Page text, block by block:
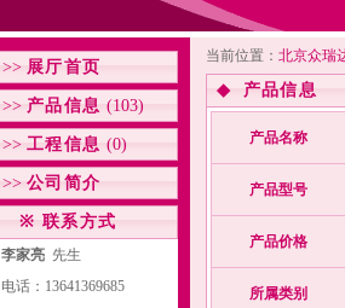
>> 展厅首页
>> 产品信息 (103)
>> 工程信息 (0)
>> 公司简介
※ 联系方式
李家亮 先生
电话：13641369685
当前位置： 北京众瑞
◆ 产品信息
产品名称
产品型号
产品价格
所属类别